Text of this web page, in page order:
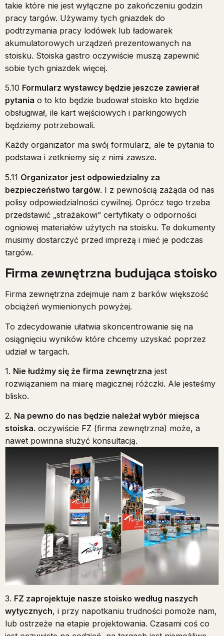
takie które nie jest wyłączne po zakończeniu godzin
pracy targów. Używamy tych gniazdek do
podtrzymania pracy lodówek lub ładowarek
akumulatorowych urządzeń prezentowanych na
stoisku. Stoiska gastro oczywiście muszą zapewnić
sobie tych gniazdek więcej.
5.10 Formularz wystawcy będzie jeszcze zawierał
pytania o to kto będzie budował stoisko kto będzie
obsługiwał, ile kart wejściowych i parkingowych
będziemy potrzebowali.
Każdy organizator ma swój formularz, ale te pytania to
podstawa i zetkniemy się z nimi zawsze.
5.11 Organizator jest odpowiedzialny za
bezpieczeństwo targów. I z pewnością zażąda od nas
polisy odpowiedzialności cywilnej. Oprócz tego trzeba
przedstawić „strażakowi” certyfikaty o odporności
ogniowej materiałów użytych na stoisku. Te dokumenty
musimy dostarczyć przed imprezą i mieć je podczas
targów.
Firma zewnętrzna budująca stoisko
Firma zewnętrzna zdejmuje nam z barków większość
obciążeń wymienionych powyżej.
To zdecydowanie ułatwia skoncentrowanie się na
osiągnięciu wyników które chcemy uzyskać poprzez
udział w targach.
1. Nie łudźmy się że firma zewnętrzna jest
rozwiązaniem na miarę magicznej różczki. Ale jesteśmy
blisko.
2. Na pewno do nas będzie należał wybór miejsca
stoiska. oczywiście FZ (firma zewnętrzna) może, a
nawet powinna służyć konsultacją.
3. FZ zaprojektuje nasze stoisko według naszych
wytycznych, i przy napotkaniu trudności pomoże nam,
lub ostrzeże na etapie projektowania. Czasami coś co